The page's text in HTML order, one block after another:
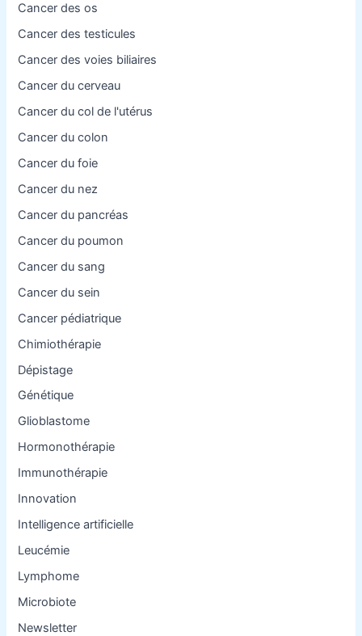
Cancer des os
Cancer des testicules
Cancer des voies biliaires
Cancer du cerveau
Cancer du col de l'utérus
Cancer du colon
Cancer du foie
Cancer du nez
Cancer du pancréas
Cancer du poumon
Cancer du sang
Cancer du sein
Cancer pédiatrique
Chimiothérapie
Dépistage
Génétique
Glioblastome
Hormonothérapie
Immunothérapie
Innovation
Intelligence artificielle
Leucémie
Lymphome
Microbiote
Newsletter